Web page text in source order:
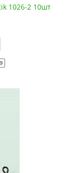
1026-2 10шт